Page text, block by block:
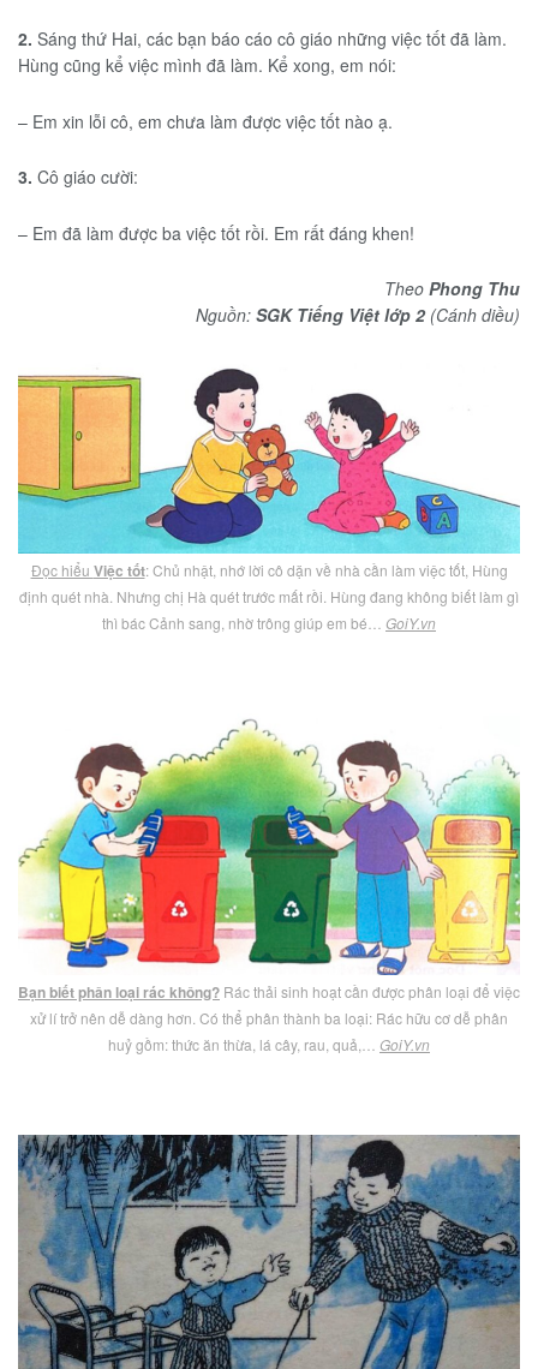
2. Sáng thứ Hai, các bạn báo cáo cô giáo những việc tốt đã làm.
Hùng cũng kể việc mình đã làm. Kể xong, em nói:
– Em xin lỗi cô, em chưa làm được việc tốt nào ạ.
3. Cô giáo cười:
– Em đã làm được ba việc tốt rồi. Em rất đáng khen!
Theo Phong Thu
Nguồn: SGK Tiếng Việt lớp 2(Cánh diều)
Đọc hiểu Việc tốt: Chủ nhật, nhớ lời cô dặn về nhà cần làm việc tốt, Hùng
định quét nhà. Nhưng chị Hà quét trước mất rồi. Hùng đang không biết làm gì
thì bác Cảnh sang, nhờ trông giúp em bé… GoiY.vn
Bạn biết phân loại rác không? Rác thải sinh hoạt cần được phân loại để việc
xử lí trở nên dễ dàng hơn. Có thể phân thành ba loại: Rác hữu cơ dễ phân
huỷ gồm: thức ăn thừa, lá cây, rau, quả,… GoiY.vn